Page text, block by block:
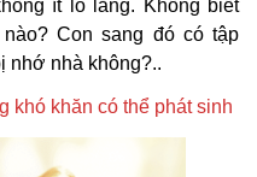
ít lo lắng. Không biết
Con sang đó có tập
nhớ nhà không?..
khó khăn có thể phát sinh